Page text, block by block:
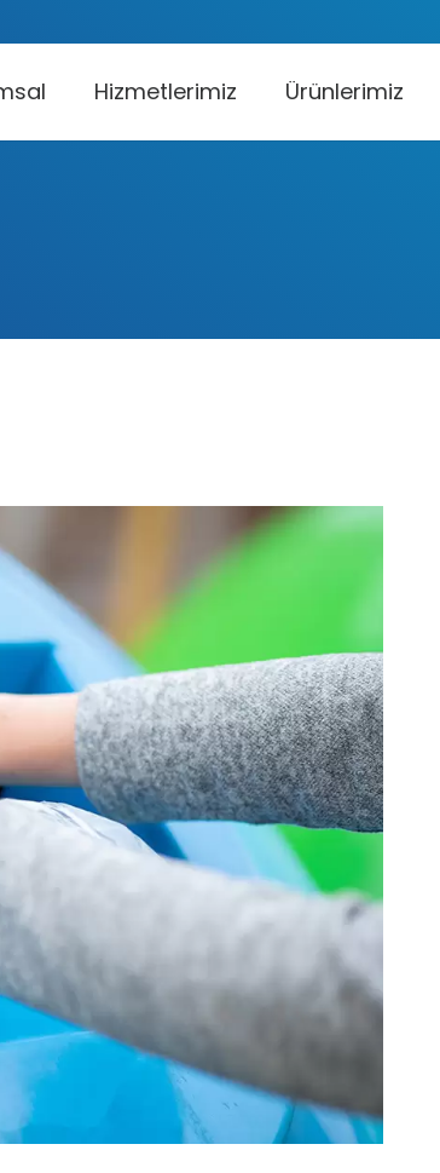
Hizmetlerimiz Ürünlerimiz